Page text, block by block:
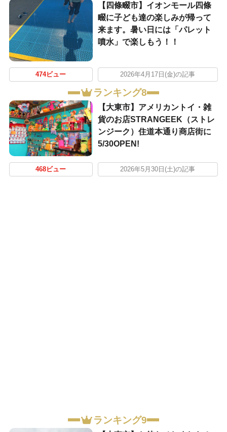
【四條畷市】イオンモール四條
畷に子ども達の楽しみが帰って
来ます。暑い日には「パレット
噴水」で楽しもう！！
474ビュー 2026年4月17日(金)の記事
ランキング8
【大東市】アメリカントイ・雑
貨のお店STRANGEEK（ストレ
ンジーク）住道本通り商店街に
5/30OPEN!
468ビュー 2026年5月30日(土)の記事
ランキング9